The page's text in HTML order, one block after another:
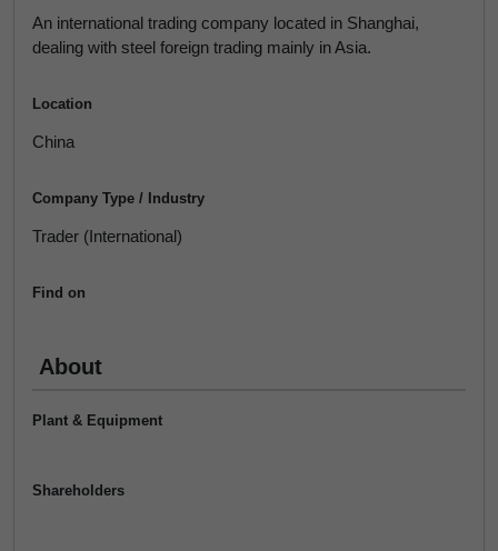
An international trading company located in Shanghai,
dealing with steel foreign trading mainly in Asia.
Location
China
Company Type / Industry
Trader (International)
Find on
About
Plant & Equipment
Shareholders